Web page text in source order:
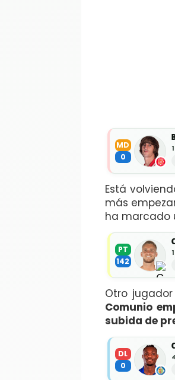
MD
0
Está
más
ha marcado
PT
142
Otro
Comunio
subida de
DL
0